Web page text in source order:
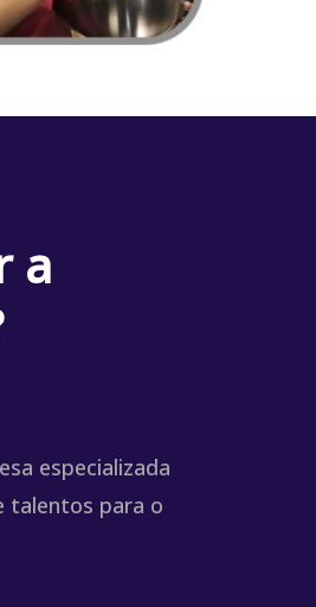
a
especializada
talentos para o